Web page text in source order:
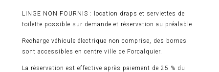
LINGE NON FOURNIS : location draps et serviettes de
toilette possible sur demande et réservation au préalable.
Recharge véhicule électrique non comprise, des bornes
sont accessibles en centre ville de Forcalquier.
La réservation est effective après paiement de 25 % du